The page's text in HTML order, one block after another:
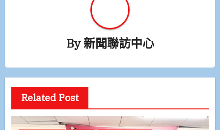
By新聞聯訪中心
Related Post